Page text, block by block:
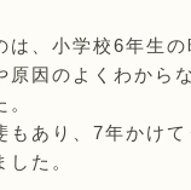
は、小学校6年生の
原因のよくわから
もあり、7年かけて
た。